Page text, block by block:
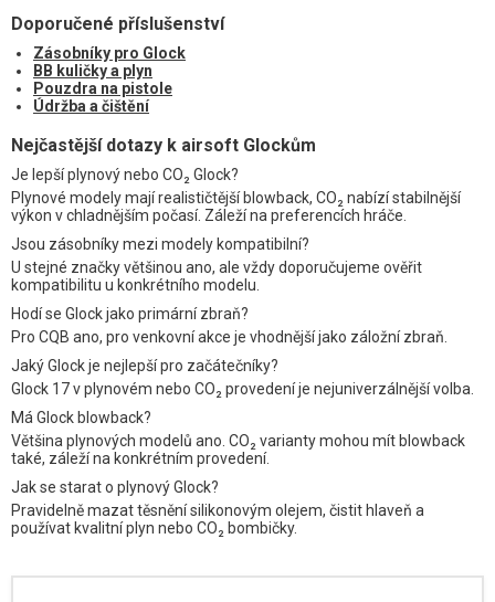
Doporučené příslušenství
Zásobníky pro Glock
BB kuličky a plyn
Pouzdra na pistole
Údržba a čištění
Nejčastější dotazy k airsoft Glockům
Je lepší plynový nebo CO₂ Glock?
Plynové modely mají realističtější blowback, CO₂ nabízí stabilnější
výkon v chladnějším počasí. Záleží na preferencích hráče.
Jsou zásobníky mezi modely kompatibilní?
U stejné značky většinou ano, ale vždy doporučujeme ověřit
kompatibilitu u konkrétního modelu.
Hodí se Glock jako primární zbraň?
Pro CQB ano, pro venkovní akce je vhodnější jako záložní zbraň.
Jaký Glock je nejlepší pro začátečníky?
Glock 17 v plynovém nebo CO₂ provedení je nejuniverzálnější volba.
Má Glock blowback?
Většina plynových modelů ano. CO₂ varianty mohou mít blowback
také, záleží na konkrétním provedení.
Jak se starat o plynový Glock?
Pravidelně mazat těsnění silikonovým olejem, čistit hlaveň a
používat kvalitní plyn nebo CO₂ bombičky.